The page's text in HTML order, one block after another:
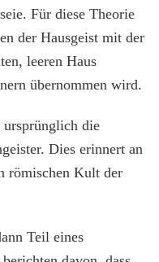
Für diese Theorie
der Hausgeist mit der
leeren Haus
übernommen wird.
ursprünglich die
Dies erinnert an
römischen Kult der
Teil eines